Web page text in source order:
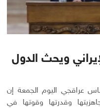
ويحث الدول
‌عراقجي اليوم الجمعة إن
وقدرتها وقوتها في